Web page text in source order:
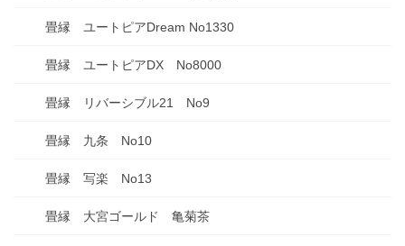
畳縁 ユートピアDream No1330
畳縁 ユートピアDX No8000
畳縁 リバーシブル21 No9
畳縁 九条 No10
畳縁 写楽 No13
畳縁 大宮ゴールド 亀菊茶